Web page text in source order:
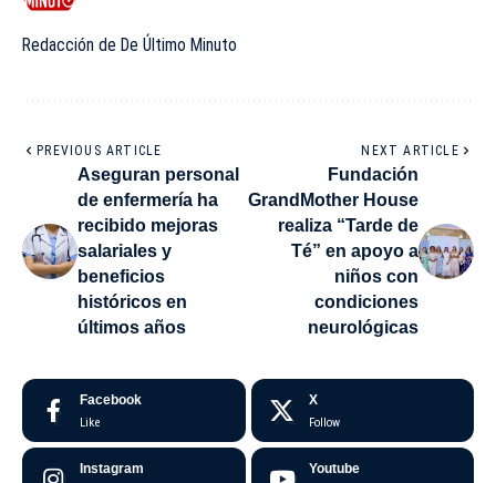
Redacción de De Último Minuto
PREVIOUS ARTICLE
Aseguran personal
de enfermería ha
recibido mejoras
salariales y
beneficios
históricos en
últimos años
NEXT ARTICLE
Fundación
GrandMother House
realiza “Tarde de
Té” en apoyo a
niños con
condiciones
neurológicas
Facebook
Like
X
Follow
Instagram Youtube